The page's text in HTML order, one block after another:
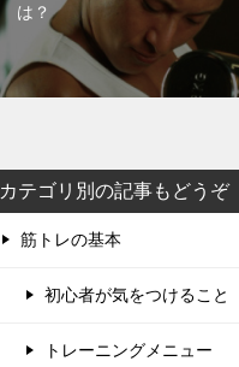
は？
カテゴリ別の記事もどうぞ
筋トレの基本
初心者が気をつけること
トレーニングメニュー